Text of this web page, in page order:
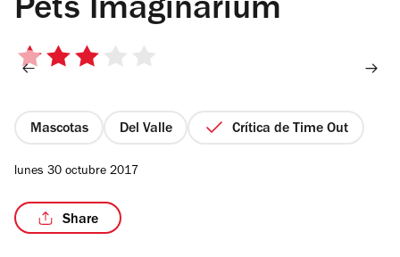
Pets Imaginarium
3
estrellas
Mascotas Del Valle Crítica de Time Out
lunes 30 octubre 2017
Share